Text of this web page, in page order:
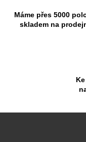
Máme přes 5000
skladem na